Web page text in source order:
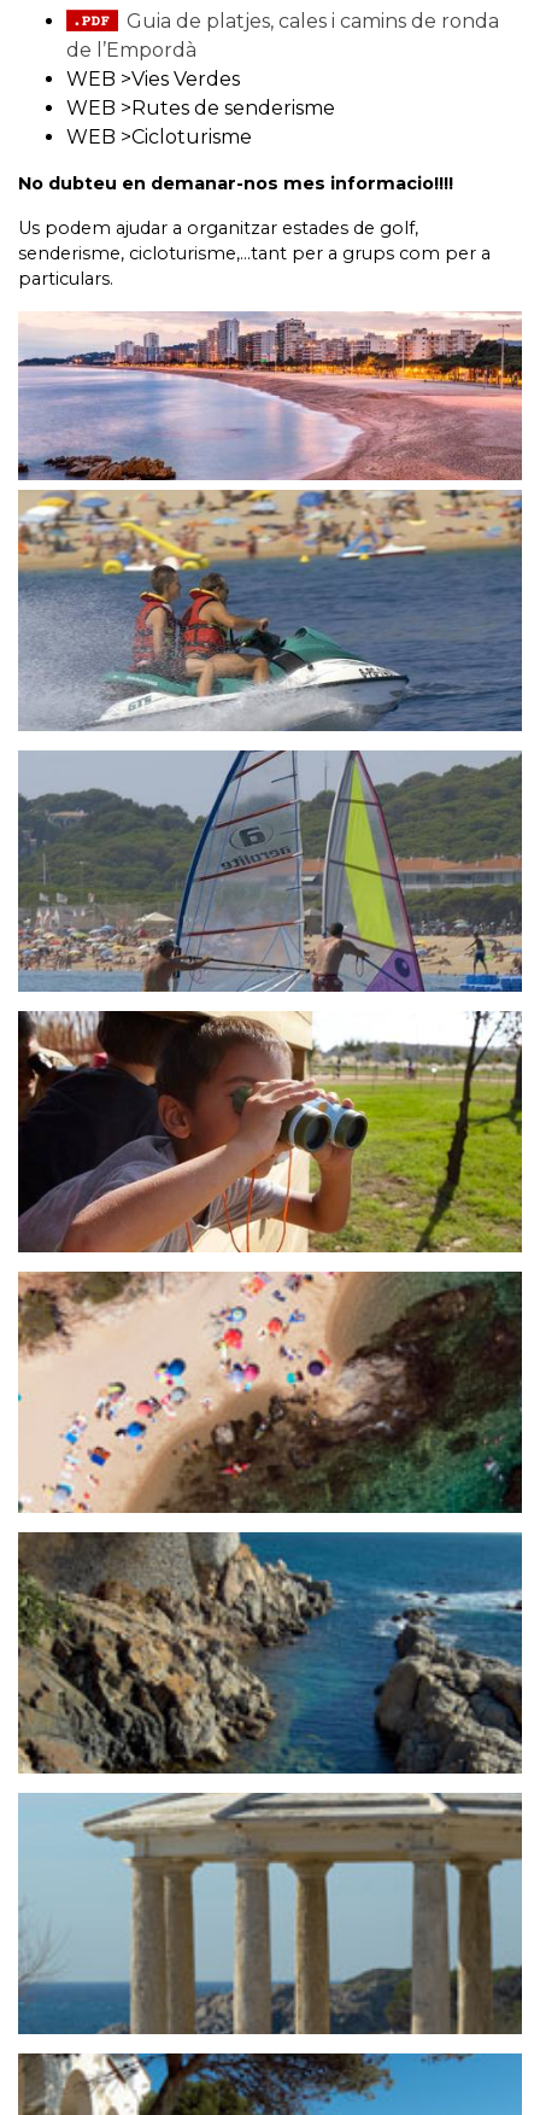
Guia de platjes, cales i camins de ronda
de l’Empordà
WEB >Vies Verdes
WEB > Rutes de senderisme
WEB >Cicloturisme
No dubteu en demanar-nos mes informacio!!!!
Us podem ajudar a organitzar estades de golf,
senderisme, cicloturisme,…tant per a grups com per a
particulars.